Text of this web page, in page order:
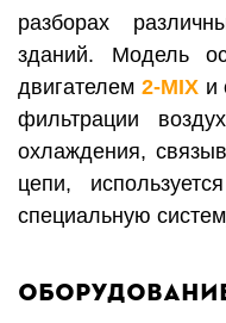
разборах
зданий. Модель
двигателем 2-MIXи
фильтрации
охлаждения,
цепи,
специальную